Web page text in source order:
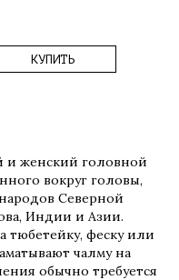
КУПИТЬ
и женский головной
вокруг головы,
Северной
Индии и Азии.
тюбетейку, феску или
чалму на
обычно требуется